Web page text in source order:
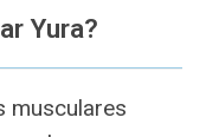
Yura?
musculares